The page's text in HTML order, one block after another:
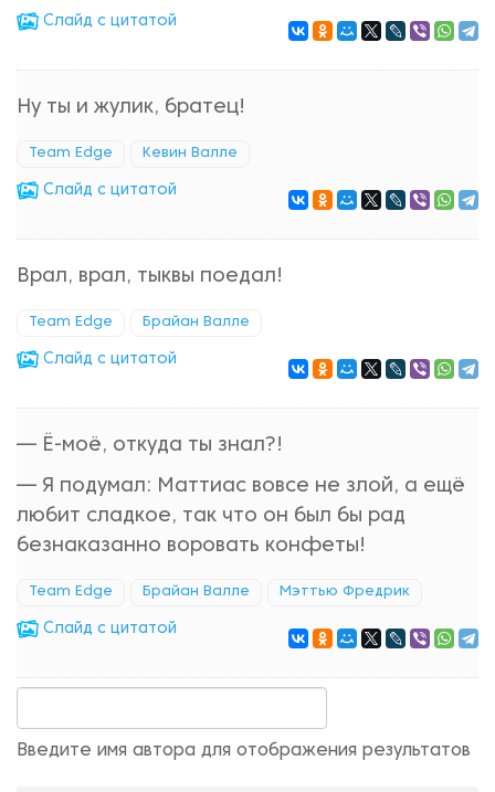
Cлайд с цитатой
Ну ты и жулик, братец!
Team Edge Кевин Валле
Cлайд с цитатой
Врал, врал, тыквы поедал!
Team Edge Брайан Валле
Cлайд с цитатой
— Ё-моё, откуда ты знал?!
— Я подумал: Маттиас вовсе не злой, а ещё
любит сладкое, так что он был бы рад
безнаказанно воровать конфеты!
Team Edge Брайан Валле Мэттью Фредрик
Cлайд с цитатой
Введите имя автора для отображения результатов